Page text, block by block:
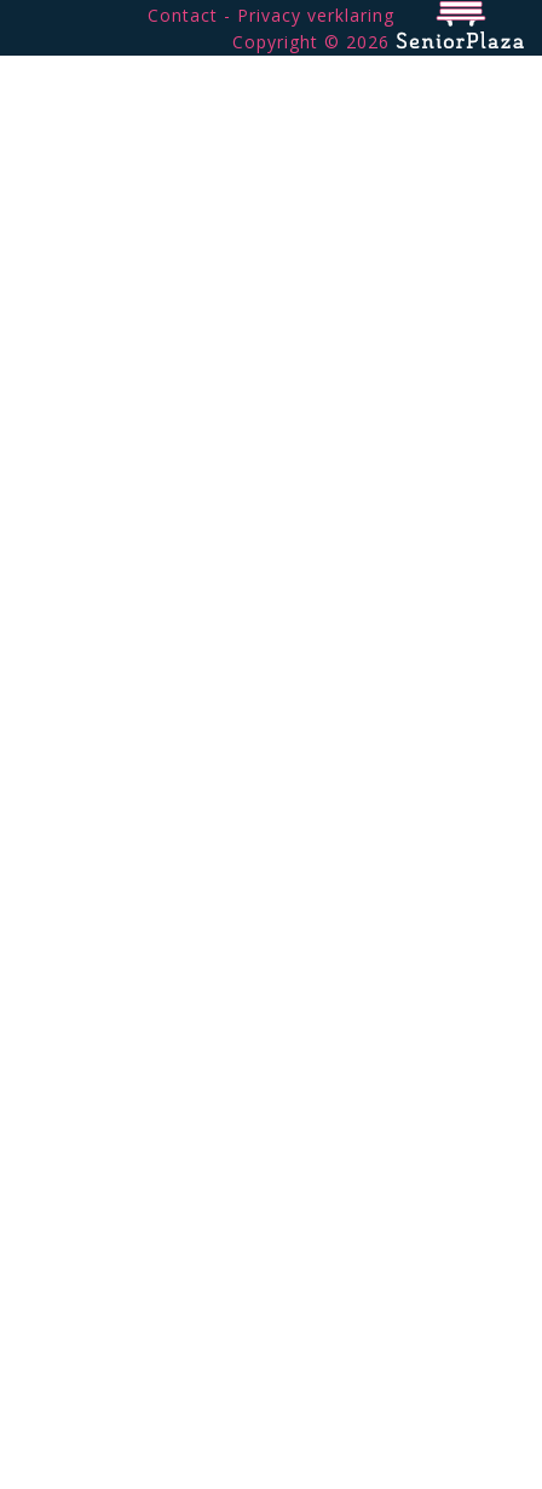
Contact
Privacy verklaring
Copyright © 2026